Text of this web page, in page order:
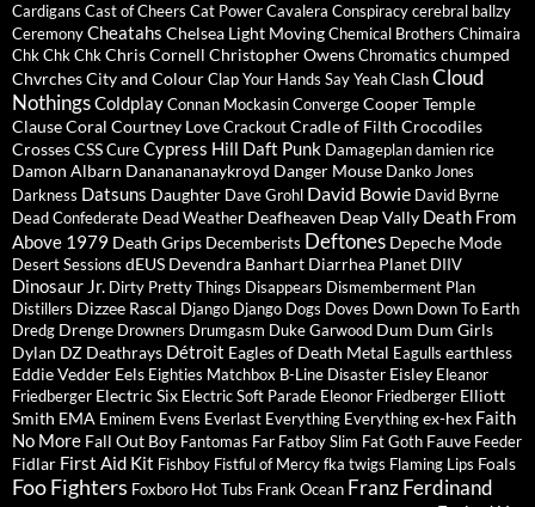
Cardigans Cast of Cheers Cat PowerCavalera Conspiracycerebral ballzy
CeremonyCheatahs Chelsea Light MovingChemical Brothers Chimaira
Chk Chk ChkChris Cornell Christopher OwensChromatics chumped
ChvrchesCity and ColourClap Your Hands Say YeahClashCloud
NothingsColdplayConnan MockasinConvergeCooper Temple
ClauseCoral Courtney LoveCrackoutCradle of Filth Crocodiles
CrossesCSSCureCypress Hill Daft Punk Damageplandamien rice
Damon Albarn Dananananaykroyd Danger Mouse Danko Jones
Darkness Datsuns Daughter Dave Grohl David Bowie David Byrne
Dead Confederate Dead Weather Deafheaven Deap Vally Death From
Above 1979 Death Grips Decemberists Deftones Depeche Mode
Desert Sessions dEUS Devendra Banhart Diarrhea Planet DIIV
Dinosaur Jr. Dirty Pretty Things Disappears Dismemberment Plan
Distillers Dizzee Rascal Django Django Dogs Doves Down Down To Earth
Dredg Drenge Drowners Drumgasm Duke Garwood Dum Dum Girls
Dylan DZ Deathrays Détroit Eagles of Death Metal Eagulls earthless
Eddie Vedder Eels Eighties Matchbox B-Line Disaster Eisley Eleanor
Friedberger Electric Six Electric Soft Parade Eleonor Friedberger Elliott
Smith EMA Eminem Evens Everlast Everything Everythingex-hex Faith
No More Fall Out Boy Fantomas Far Fatboy Slim Fat Goth Fauve Feeder
Fidlar First Aid Kit Fishboy Fistful of Mercyfka twigs Flaming Lips Foals
Foo Fighters Foxboro Hot Tubs Frank Ocean Franz Ferdinand